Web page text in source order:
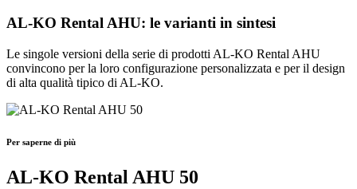
AL-KO Rental AHU: le varianti in sintesi
Le singole versioni della serie di prodotti AL-KO Rental AHU
convincono per la loro configurazione personalizzata e per il design
di alta qualità tipico di AL-KO.
Per saperne di più
AL-KO Rental AHU 50